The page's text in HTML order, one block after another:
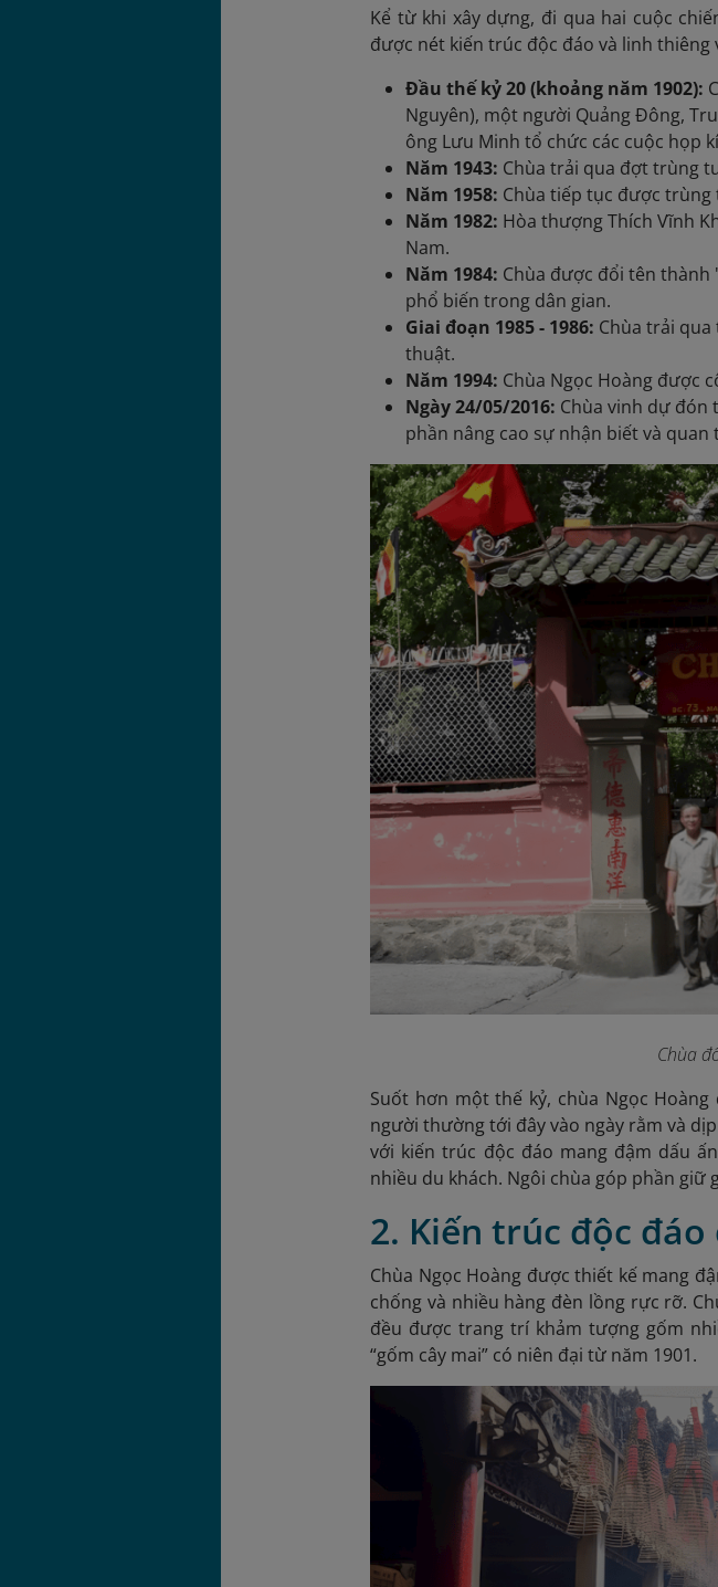
Kể từ khi xây dựng, đi qua hai cuộc
được nét kiến trúc độc đáo và linh
Đầu thế kỷ 20 (khoảng năm 1902):
Nguyên), một người Quảng Đông,
ông Lưu Minh tổ chức các cuộc họp
Năm 1943: Chùa trải qua đợt trùng
Năm 1958: Chùa tiếp tục được trùng
Năm 1982: Hòa thượng Thích Vĩnh
Nam.
Năm 1984: Chùa được đổi tên thành
phổ biến trong dân gian.
Giai đoạn 1985 - 1986: Chùa trải
thuật.
Năm 1994: Chùa Ngọc Hoàng được
Ngày 24/05/2016: Chùa vinh dự đón
phần nâng cao sự nhận biết và
Chùa
Suốt hơn một thế kỷ, chùa Ngọc
người thường tới đây vào ngày rằm và
với kiến trúc độc đáo mang đậm dấu
nhiều du khách. Ngôi chùa góp phần giữ
2. Kiến trúc độc
Chùa Ngọc Hoàng được thiết kế mang
chống và nhiều hàng đèn lồng rực rỡ.
đều được trang trí khảm tượng gốm
“gốm cây mai” có niên đại từ năm 1901.